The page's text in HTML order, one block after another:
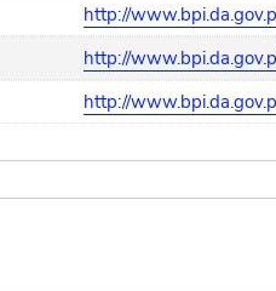
http://
http://
http://